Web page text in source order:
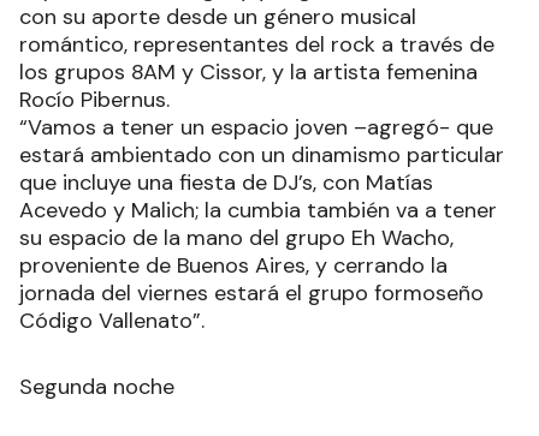
con su aporte desde un género musical
romántico, representantes del rock a través de
los grupos 8AM y Cissor, y la artista femenina
Rocío Pibernus.
“Vamos a tener un espacio joven –agregó- que
estará ambientado con un dinamismo particular
que incluye una fiesta de DJ’s, con Matías
Acevedo y Malich; la cumbia también va a tener
su espacio de la mano del grupo Eh Wacho,
proveniente de Buenos Aires, y cerrando la
jornada del viernes estará el grupo formoseño
Código Vallenato”.
Segunda noche